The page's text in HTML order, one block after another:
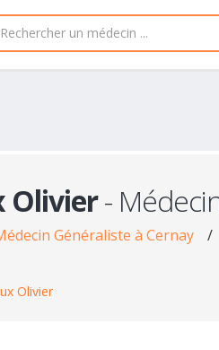
Olivier-
Généraliste à Cernay /
Olivier